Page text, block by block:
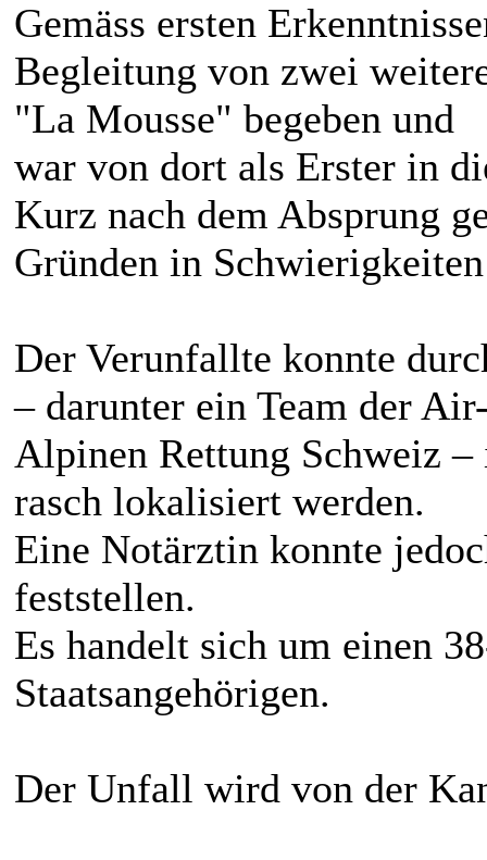
Gemäss ersten
Begleitung von zwei
"La Mousse" begeben und
war von dort als Erster in
Kurz nach dem Absprung
Gründen in
Der Verunfallte konnte
– darunter ein Team der
Alpinen Rettung Schweiz
rasch lokalisiert werden.
Eine Notärztin konnte
feststellen.
Es handelt sich um einen
Staatsangehörigen.
Der Unfall wird von der